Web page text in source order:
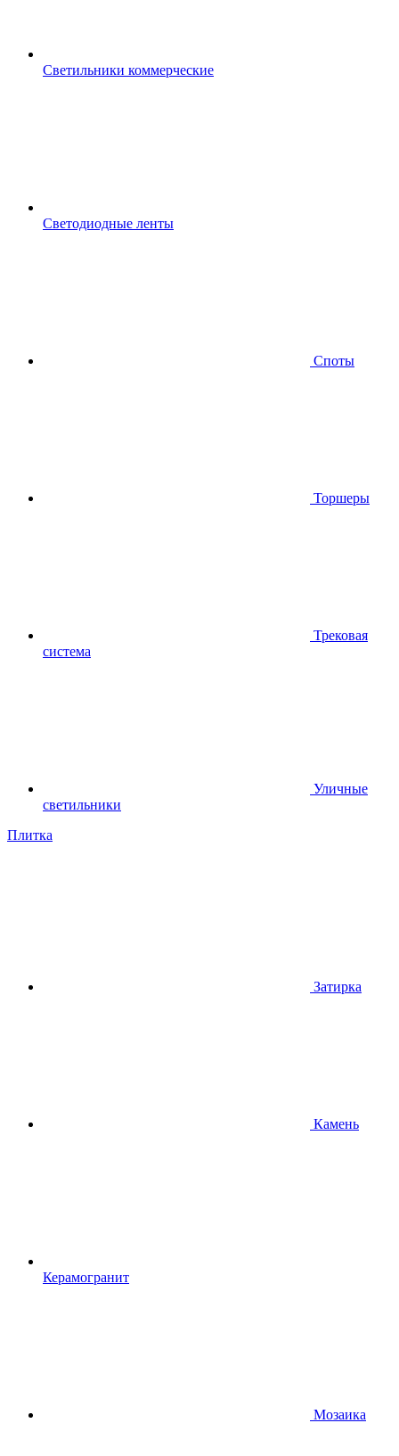
Светильники коммерческие
Светодиодные ленты
Споты
Торшеры
Трековая
система
Уличные
светильники
Плитка
Затирка
Камень
Керамогранит
Мозаика